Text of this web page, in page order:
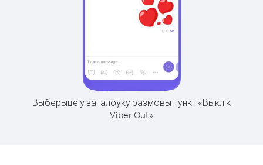
Выберыце ў загалоўку размовы пункт «Выклік
Viber Out»